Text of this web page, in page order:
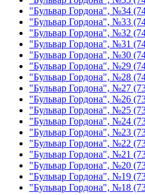
"Бульвар Гордона", №34
"Бульвар Гордона", №33
"Бульвар Гордона", №32
"Бульвар Гордона", №31
"Бульвар Гордона", №30
"Бульвар Гордона", №29
"Бульвар Гордона", №28
"Бульвар Гордона", №27
"Бульвар Гордона", №26
"Бульвар Гордона", №25
"Бульвар Гордона", №24
"Бульвар Гордона", №23
"Бульвар Гордона", №22
"Бульвар Гордона", №21
"Бульвар Гордона", №20
"Бульвар Гордона", №19
"Бульвар Гордона", №18